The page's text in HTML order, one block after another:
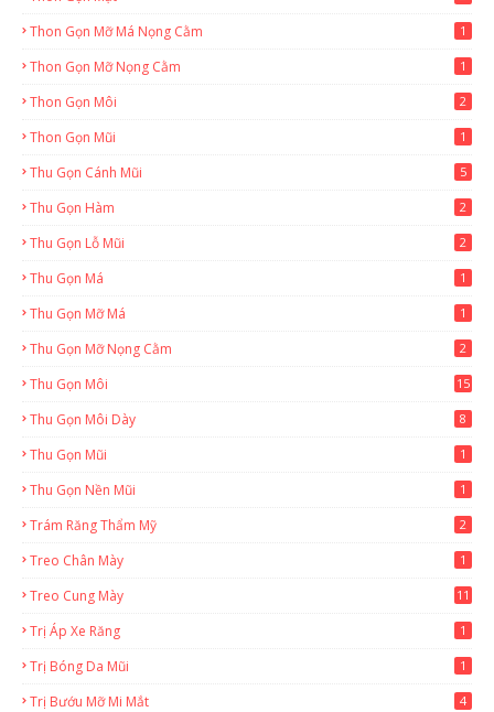
Thon Gọn Mỡ Má Nọng Cằm 1
Thon Gọn Mỡ Nọng Cằm 1
Thon Gọn Môi 2
Thon Gọn Mũi 1
Thu Gọn Cánh Mũi 5
Thu Gọn Hàm 2
Thu Gọn Lỗ Mũi 2
Thu Gọn Má 1
Thu Gọn Mỡ Má 1
Thu Gọn Mỡ Nọng Cằm 2
Thu Gọn Môi 15
Thu Gọn Môi Dày 8
Thu Gọn Mũi 1
Thu Gọn Nền Mũi 1
Trám Răng Thẩm Mỹ 2
Treo Chân Mày 1
Treo Cung Mày 11
Trị Áp Xe Răng 1
Trị Bóng Da Mũi 1
Trị Bướu Mỡ Mi Mắt 4